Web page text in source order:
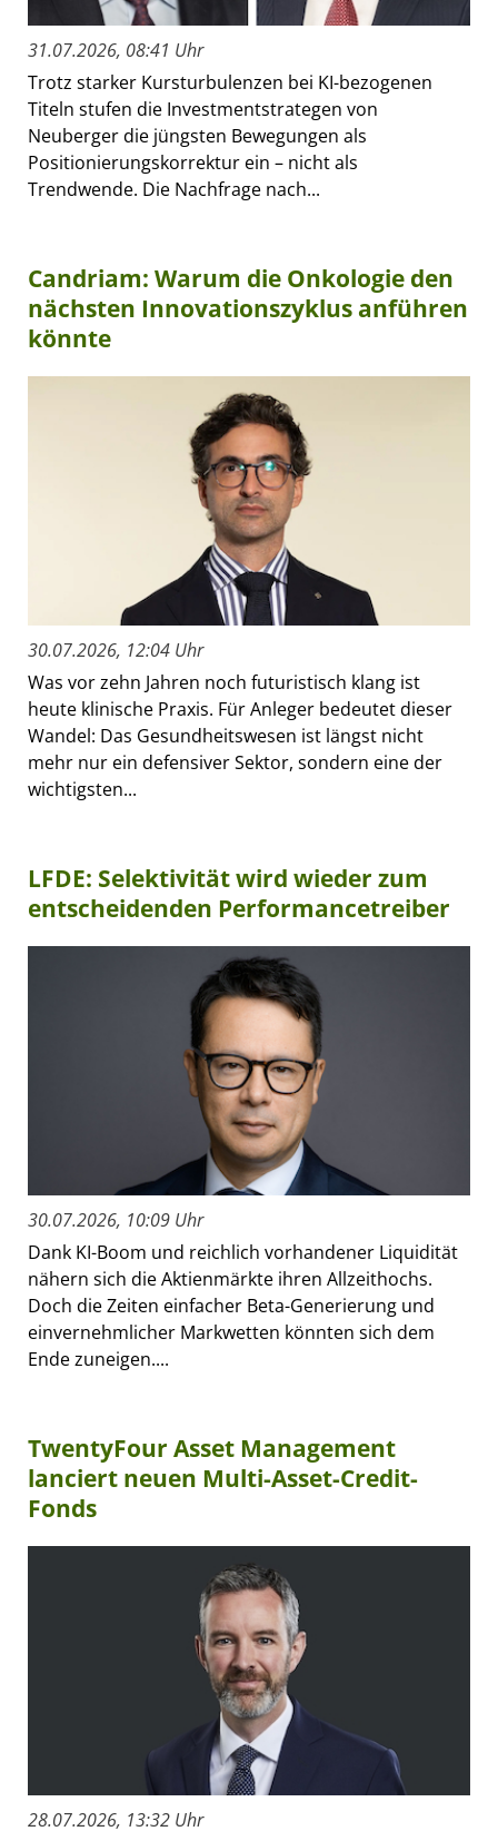
31.07.2026, 08:41 Uhr
Trotz starker Kursturbulenzen bei KI-bezogenen
Titeln stufen die Investmentstrategen von
Neuberger die jüngsten Bewegungen als
Positionierungskorrektur ein – nicht als
Trendwende. Die Nachfrage nach...
Candriam: Warum die Onkologie den
nächsten Innovationszyklus anführen
könnte
30.07.2026, 12:04 Uhr
Was vor zehn Jahren noch futuristisch klang ist
heute klinische Praxis. Für Anleger bedeutet dieser
Wandel: Das Gesundheitswesen ist längst nicht
mehr nur ein defensiver Sektor, sondern eine der
wichtigsten...
LFDE: Selektivität wird wieder zum
entscheidenden Performancetreiber
30.07.2026, 10:09 Uhr
Dank KI-Boom und reichlich vorhandener Liquidität
nähern sich die Aktienmärkte ihren Allzeithochs.
Doch die Zeiten einfacher Beta-Generierung und
einvernehmlicher Markwetten könnten sich dem
Ende zuneigen....
TwentyFour Asset Management
lanciert neuen Multi-Asset-Credit-
Fonds
28.07.2026, 13:32 Uhr